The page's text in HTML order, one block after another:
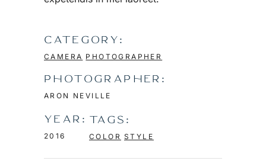
CATEGORY:
CAMERA PHOTOGRAPHER
PHOTOGRAPHER:
ARON NEVILLE
YEAR:
2016
TAGS:
COLOR STYLE